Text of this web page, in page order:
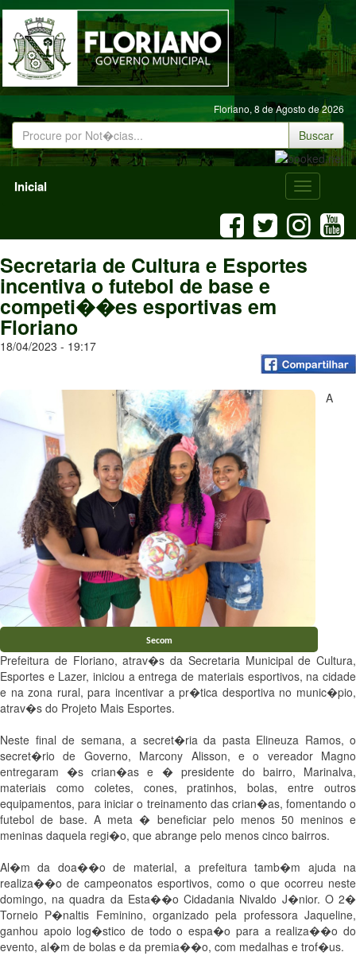
Floriano, 8 de Agosto de 2026
Buscar
Menu
Mobile
Inicial
Secretaria de Cultura e Esportes
incentiva o futebol de base e
competi��es esportivas em
Floriano
18/04/2023 - 19:17
Secom
A
Prefeitura de Floriano, atrav�s da Secretaria Municipal de Cultura,
Esportes e Lazer, iniciou a entrega de materiais esportivos, na cidade
e na zona rural, para incentivar a pr�tica desportiva no munic�pio,
atrav�s do Projeto Mais Esportes.
Neste final de semana, a secret�ria da pasta Elineuza Ramos, o
secret�rio de Governo, Marcony Alisson, e o vereador Magno
entregaram �s crian�as e � presidente do bairro, Marinalva,
materiais como coletes, cones, pratinhos, bolas, entre outros
equipamentos, para iniciar o treinamento das crian�as, fomentando o
futebol de base. A meta � beneficiar pelo menos 50 meninos e
meninas daquela regi�o, que abrange pelo menos cinco bairros.
Al�m da doa��o de material, a prefeitura tamb�m ajuda na
realiza��o de campeonatos esportivos, como o que ocorreu neste
domingo, na quadra da Esta��o Cidadania Nivaldo J�nior. O 2�
Torneio P�naltis Feminino, organizado pela professora Jaqueline,
ganhou apoio log�stico de todo o espa�o para a realiza��o do
evento, al�m de bolas e da premia��o, com medalhas e trof�us.